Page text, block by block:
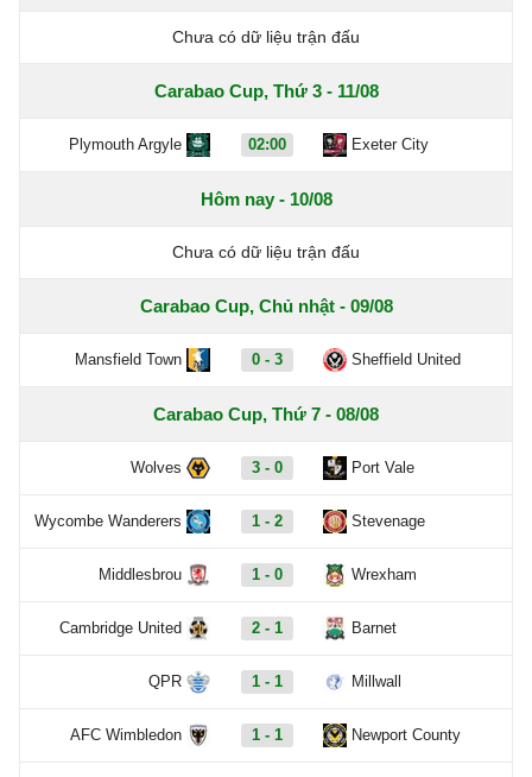
Chưa có dữ liệu trận đấu
Carabao Cup, Thứ 3 - 11/08
Plymouth Argyle 02:00 Exeter City
Hôm nay - 10/08
Chưa có dữ liệu trận đấu
Carabao Cup, Chủ nhật - 09/08
Mansfield Town 0 - 3 Sheffield United
Carabao Cup, Thứ 7 - 08/08
Wolves 3 - 0 Port Vale
Wycombe Wanderers 1 - 2 Stevenage
Middlesbrou 1 - 0 Wrexham
Cambridge United 2 - 1 Barnet
QPR 1 - 1 Millwall
AFC Wimbledon 1 - 1 Newport County